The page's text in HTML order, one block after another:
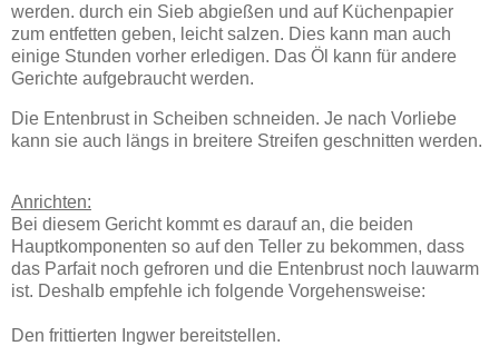
werden. durch ein Sieb abgießen und auf Küchenpapier
zum entfetten geben, leicht salzen. Dies kann man auch
einige Stunden vorher erledigen. Das Öl kann für andere
Gerichte aufgebraucht werden.
Die Entenbrust in Scheiben schneiden. Je nach Vorliebe
kann sie auch längs in breitere Streifen geschnitten werden.
Anrichten:
Bei diesem Gericht kommt es darauf an, die beiden
Hauptkomponenten so auf den Teller zu bekommen, dass
das Parfait noch gefroren und die Entenbrust noch lauwarm
ist. Deshalb empfehle ich folgende Vorgehensweise:
Den frittierten Ingwer bereitstellen.